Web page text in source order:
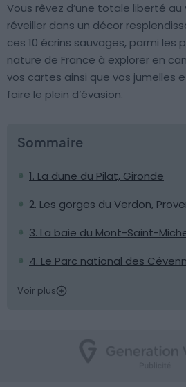
Vous rêvez d’une totale liberté
réveiller dans un décor
ces 10 écrins sauvages, parmi les
nature de France à explorer en
vos cartes ainsi que vos jumelles
faire le plein d’évasion.
Sommaire
1. La dune du Pilat, Gironde
2. Les gorges du Verdon,
3. La baie du Mont-Saint-
4. Le Parc national des
Voir plus